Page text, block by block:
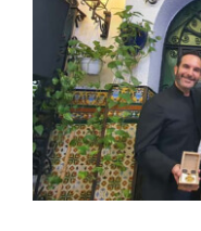
más
grande